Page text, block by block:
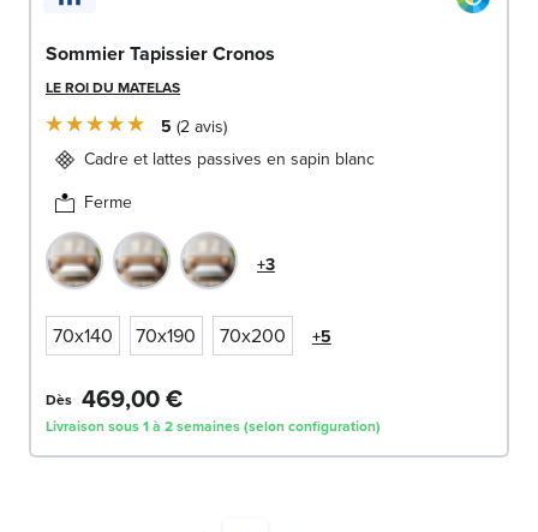
Sommier Tapissier Cronos
LE ROI DU MATELAS
5 2avis
Cadre et lattes passives en sapin blanc
Ferme
+3
70x140 70x190 70x200 +5
Dès 469,00 €
Livraison sous 1 à 2 semaines (selon configuration)